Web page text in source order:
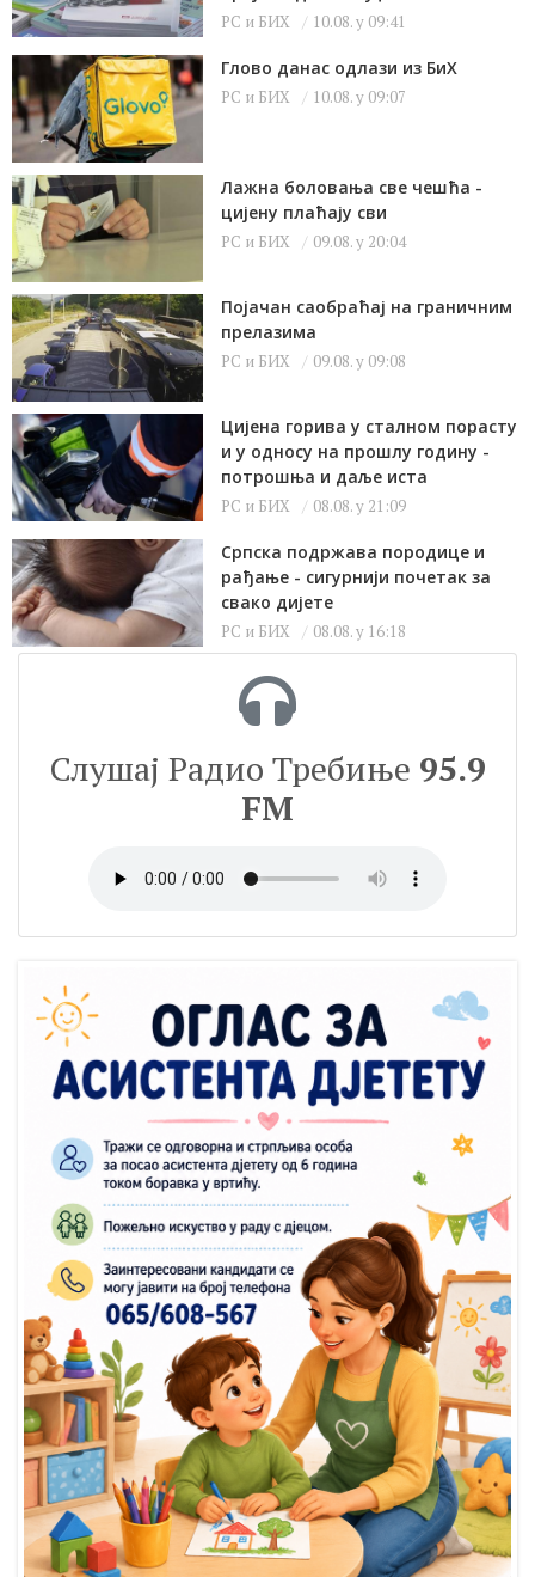
РС и БИХ 10.08. у 09:41
Глово данас одлази из БиХ
РС и БИХ 10.08. у 09:07
Лажна боловања све чешћа -
цијену плаћају сви
РС и БИХ 09.08. у 20:04
Појачан саобраћај на граничним
прелазима
РС и БИХ 09.08. у 09:08
Цијена горива у сталном порасту
и у односу на прошлу годину -
потрошња и даље иста
РС и БИХ 08.08. у 21:09
Српска подржава породице и
рађање - сигурнији почетак за
свако дијете
РС и БИХ 08.08. у 16:18
Слушај Радио Требиње 95.9
FM